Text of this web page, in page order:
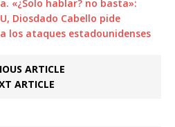
«¿Solo hablar? no basta»:
Diosdado Cabello pide
los ataques estadounidenses
ARTICLE
ARTICLE